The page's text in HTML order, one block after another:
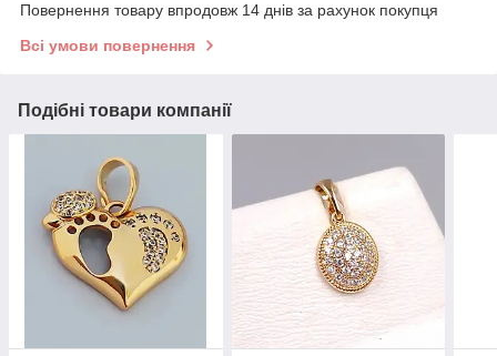
Повернення товару впродовж 14 днів за рахунок покупця
Всі умови повернення
Подібні товари компанії